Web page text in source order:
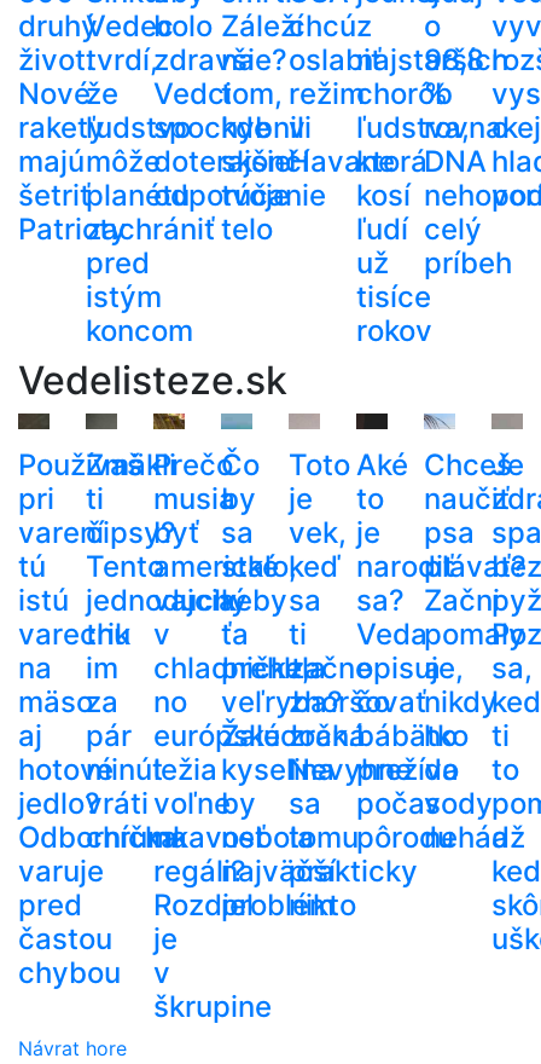
druhý
život.
Nové
rakety
majú
šetriť
Patrioty
Vedec
tvrdí,
že
ľudstvo
môže
planétu
zachrániť
pred
istým
koncom
bolo
zdravšie?
Vedci
spochybnili
doterajšie
odporúčanie
Záleží
na
tom,
kde
skončí
tvoje
telo
chcú
oslabiť
režim
v
Havane
z
najstarších
chorôb
ľudstva,
ktorá
kosí
ľudí
už
tisíce
rokov
o
98,8
%
rovnakej
DNA
celý
príbeh
o
Vedelisteze.sk
Používaš
pri
varení
tú
istú
varechu
na
mäso
aj
hotové
jedlo?
Odborníčka
varuje
pred
častou
chybou
Zmäkli
ti
čipsy?
Tento
jednoduchý
trik
im
za
pár
minút
vráti
chrumkavosť
Prečo
musia
byť
americké
vajcia
v
chladničke,
no
európske
ležia
voľne
na
regáli?
Rozdiel
je
v
škrupine
Čo
by
sa
stalo,
keby
ťa
prehltla
veľryba?
Žalúdočná
kyselina
by
nebola
najväčší
problém
Toto
je
vek,
keď
sa
ti
začne
zhoršovať
zrak.
Nevyhne
sa
tomu
prakticky
nikto
Aké
to
je
narodiť
sa?
Veda
opisuje,
čo
bábätko
prežíva
počas
pôrodu
Chceš
naučiť
psa
plávať?
Začni
pomaly
a
nikdy
ho
do
vody
nehádž
Je
bez
sa,
ti
to
a
Návrat hore